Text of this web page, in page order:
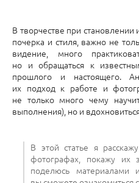
В творчестве при становлении
почерка и стиля, важно не
видение, много
но и обращаться к
прошлого и настоящего.
их подход к работе и
не только много чему
выполнения), но и
В этой статье я
фотографах, покажу их
поделюсь материалами